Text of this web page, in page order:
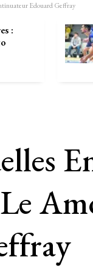
Edouard Geffray
: